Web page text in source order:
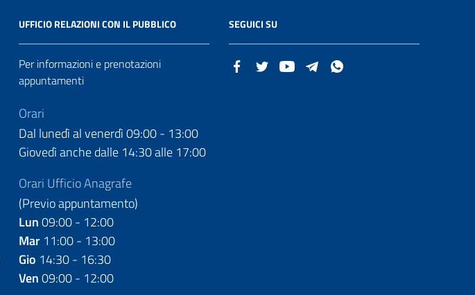
UFFICIO RELAZIONI CON IL PUBBLICO
Per informazioni e prenotazioni
appuntamenti
Orari
Dal lunedì al venerdì 09:00 - 13:00
Giovedì anche dalle 14:30 alle 17:00
Orari Ufficio Anagrafe
(Previo appuntamento)
Lun09:00 - 12:00
Mar 11:00 - 13:00
Gio 14:30 - 16:30
Ven09:00 - 12:00
SEGUICI SU